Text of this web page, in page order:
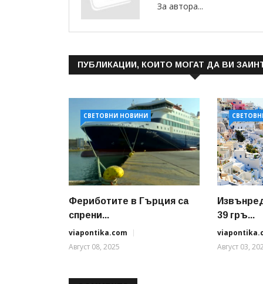
За автора...
ПУБЛИКАЦИИ, КОИТО МОГАТ ДА ВИ
СВЕТОВНИ НОВИНИ
Фериботите в Гърция са
спрени...
viapontika.com
Август 08, 2025
39 гръ...
Август 03,